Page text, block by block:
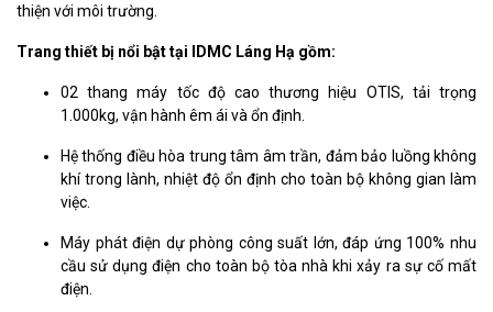
thiện với môi trường.
Trang thiết bị nổi bật tại IDMC Láng Hạ gồm:
02 thang máy tốc độ cao thương hiệu OTIS, tải trọng
1.000kg, vận hành êm ái và ổn định.
Hệ thống điều hòa trung tâm âm trần, đảm bảo luồng không
khí trong lành, nhiệt độ ổn định cho toàn bộ không gian làm
việc.
Máy phát điện dự phòng công suất lớn, đáp ứng 100% nhu
cầu sử dụng điện cho toàn bộ tòa nhà khi xảy ra sự cố mất
điện.